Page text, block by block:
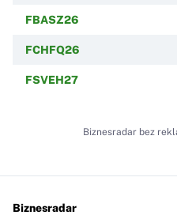
FBASZ26
FCHFQ26
FSVEH27
Biznesradar bez
Biznesradar